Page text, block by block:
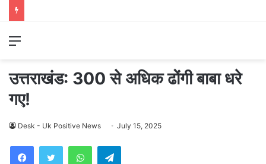
Menu
उत्तराखंड: 300 से अधिक ढोंगी बाबा धरे
गए!
Desk - Uk Positive News July 15, 2025
WhatsAppTelegram